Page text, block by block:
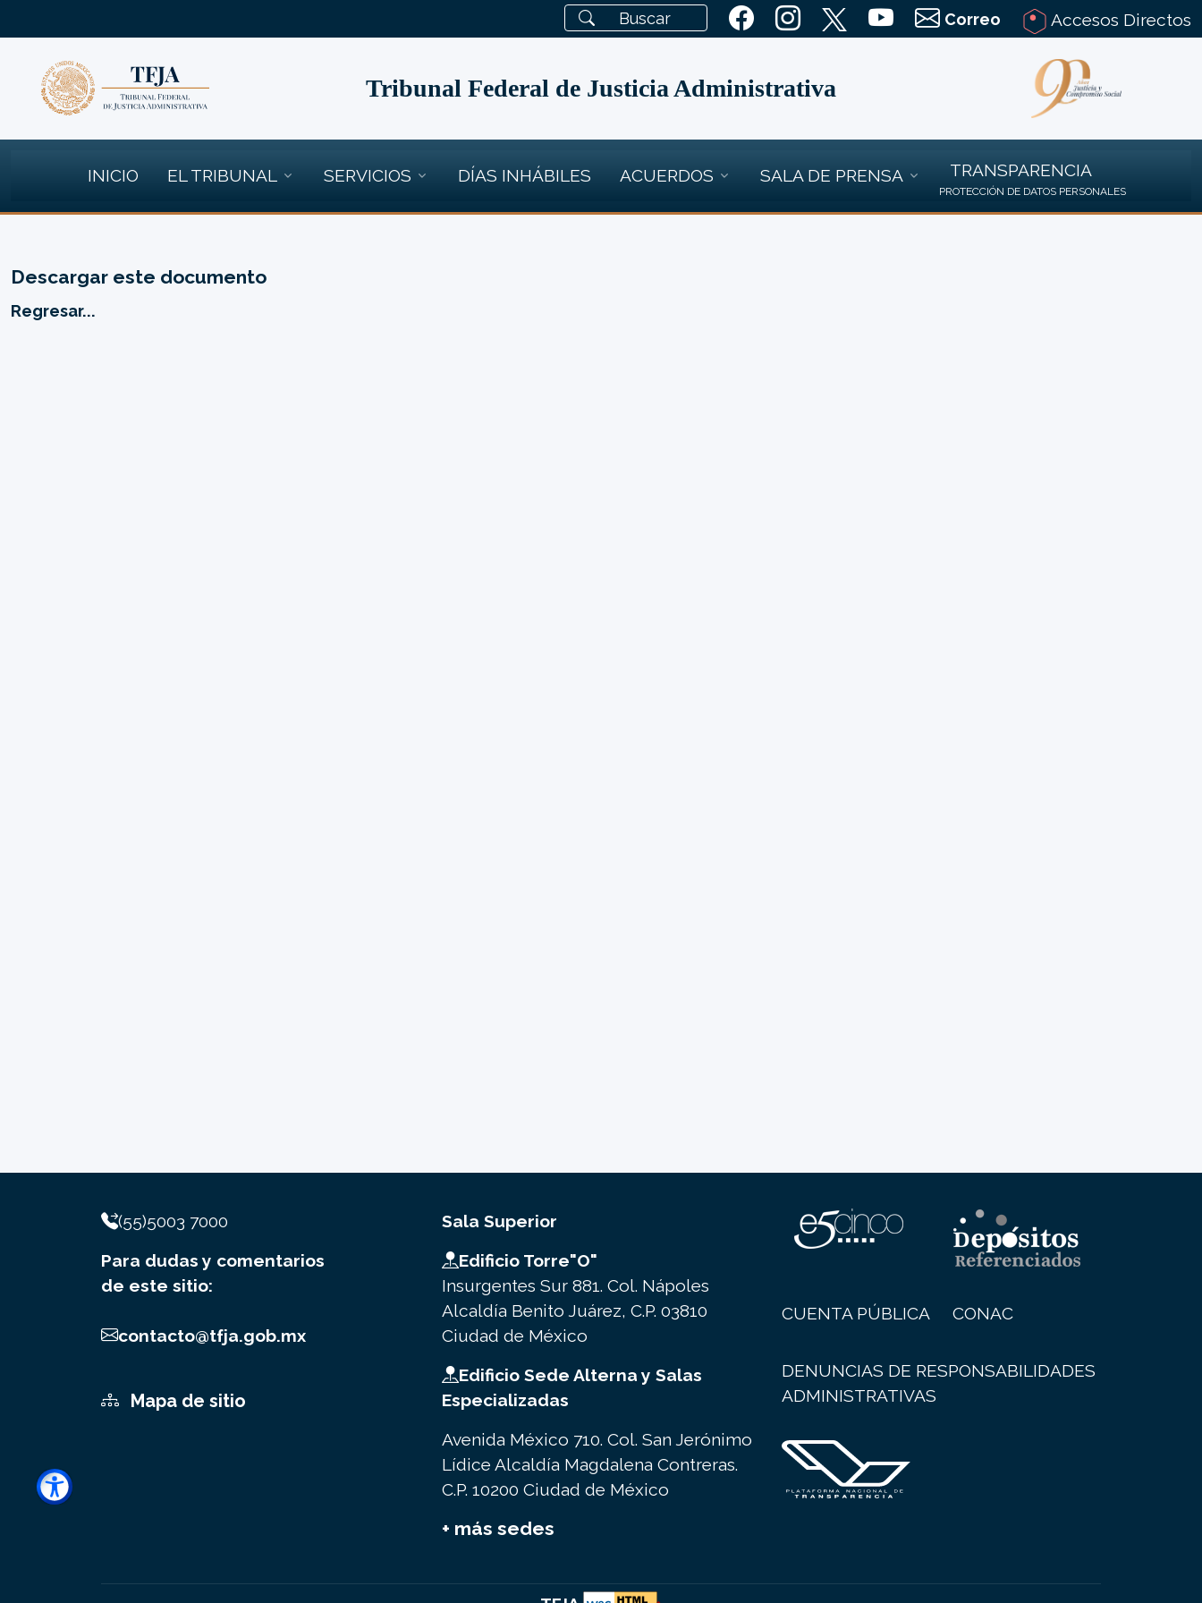
Correo Accesos Directos
Tribunal Federal de Justicia Administrativa
INICIO EL TRIBUNAL SERVICIOS DÍAS INHÁBILES ACUERDOS SALA DE PRENSA TRANSPARENCIA
PROTECCIÓN DE DATOS PERSONALES
Descargar este documento
Regresar...
(55)5003 7000
Para dudas y comentarios
de este sitio:
contacto@tfja.gob.mx
Mapa de sitio
Sala Superior
Edificio Torre"O"
Insurgentes Sur 881. Col. Nápoles
Alcaldía Benito Juárez, C.P. 03810
Ciudad de México
Edificio Sede Alterna y Salas
Especializadas
Avenida México 710. Col. San Jerónimo
Lídice Alcaldía Magdalena Contreras.
C.P. 10200 Ciudad de México
+ más sedes
CUENTA PÚBLICA CONAC
DENUNCIAS DE RESPONSABILIDADES
ADMINISTRATIVAS